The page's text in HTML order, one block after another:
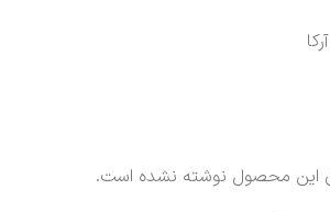
این محصول نوشته نشده است.